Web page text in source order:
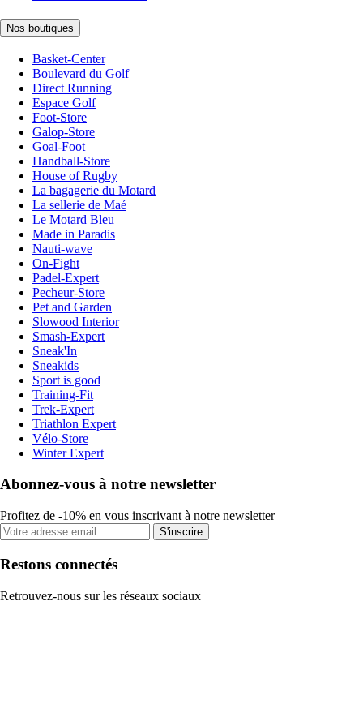
Nos boutiques
Basket-Center
Boulevard du Golf
Direct Running
Espace Golf
Foot-Store
Galop-Store
Goal-Foot
Handball-Store
House of Rugby
La bagagerie du Motard
La sellerie de Maé
Le Motard Bleu
Made in Paradis
Nauti-wave
On-Fight
Padel-Expert
Pecheur-Store
Pet and Garden
Slowood Interior
Smash-Expert
Sneak'In
Sneakids
Sport is good
Training-Fit
Trek-Expert
Triathlon Expert
Vélo-Store
Winter Expert
Abonnez-vous à notre newsletter
Profitez de -10% en vous inscrivant à notre newsletter
S'inscrire
Restons connectés
Retrouvez-nous sur les réseaux sociaux